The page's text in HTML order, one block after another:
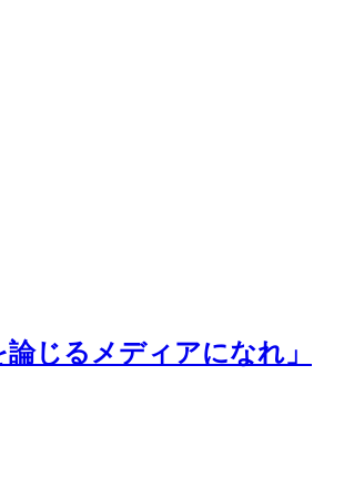
じるメディアになれ」